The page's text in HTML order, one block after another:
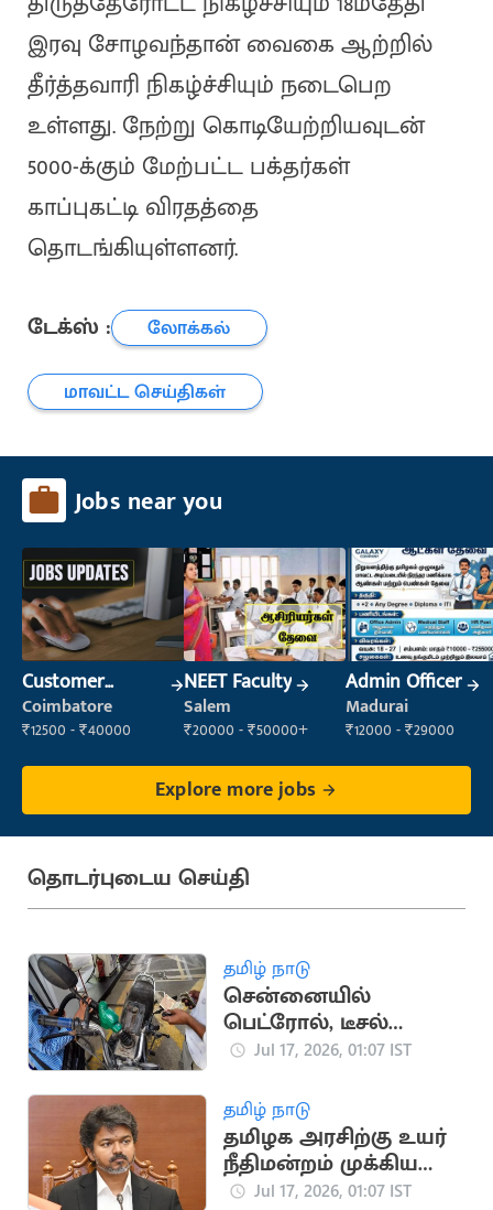
இரவு சோழவந்தான் வைகை ஆற்றில்
தீர்த்தவாரி நிகழ்ச்சியும் நடைபெற
உள்ளது. நேற்று கொடியேற்றியவுடன்
5000-க்கும் மேற்பட்ட பக்தர்கள்
காப்புகட்டி விரதத்தை
தொடங்கியுள்ளனர்.
டேக்ஸ் :
லோக்கல்
மாவட்ட செய்திகள்
Jobs near you
Customer
Support Officer
Coimbatore
₹12500 - ₹40000
NEET Faculty
Salem
₹20000 - ₹50000+
Admin Officer
Madurai
₹12000 - ₹29000
Explore more jobs
தொடர்புடைய செய்தி
தமிழ் நாடு
சென்னையில்
பெட்ரோல், டீசல்
விலையில் மாற்றம்
Jul 17, 2026, 01:07 IST
தமிழ் நாடு
தமிழக அரசிற்கு உயர்
நீதிமன்றம் முக்கிய
அறிவுறுத்தல்
Jul 17, 2026, 01:07 IST